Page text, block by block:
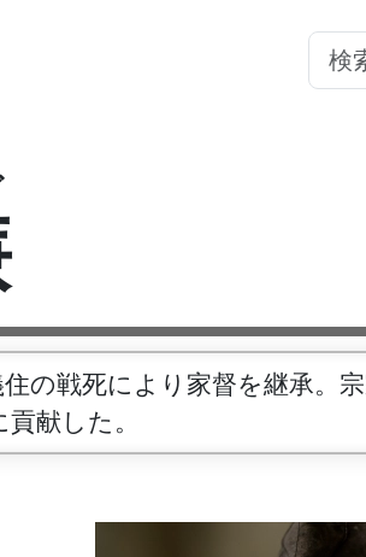
の戦死により家督を継承。
献した。